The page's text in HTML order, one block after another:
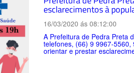
esclarecimentos à
16/03/2020 ás 08:12:00
A Prefeitura de Pedra Preta
telefones, (66) 9 9967-
orientar e prestar